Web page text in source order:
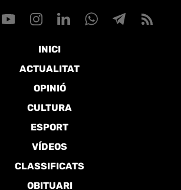
INICI
ACTUALITAT
OPINIÓ
CULTURA
ESPORT
VÍDEOS
CLASSIFICATS
OBITUARI